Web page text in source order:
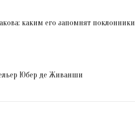
каким его запомнят поклонники
Юбер де Живанши